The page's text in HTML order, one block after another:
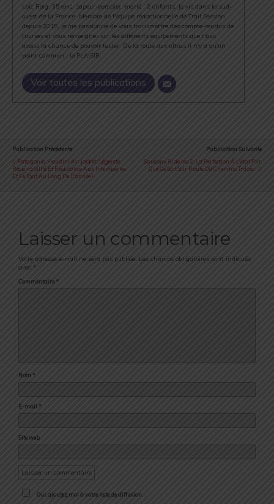
Loïc Roig, 35 ans, sapeur-pompier, marié , 2 enfants. Je vis dans la sud-
ouest de la France. Membre de l'équipe rédactionnelle de Trail Session
depuis 2015, je me passionne de vous transmettre des compte-rendus de
courses et vous renseigner sur les différents équipements que nous
avons la chance de pouvoir tester. De la route aux ultras il n'y a qu'un
point commun : le PLAISIR.
Voir toutes les publications
Publication Précédente
Patagonia Houdini Air Jacket : Légereté,
Respirabilité Et Résistance Aux Intempéries
Et Ce Tout Au Long De L'année !
Publication Suivante
Saucony Ride Iso 2 : La Perfection À L'état Pur,
Que Ce Soit Sur Route Ou Chemins Tracés !
Laisser un commentaire
Votre adresse e-mail ne sera pas publiée. Les champs obligatoires sont indiqués
avec *
Commentaire *
Nom *
E-mail *
Site web
Oui, ajoutez moi à votre liste de diffusion.